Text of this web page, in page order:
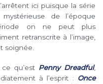
ici puisque la série
de l’époque
on ne peut plus
retranscrite à l’image,
soignée.
qu’est Penny Dreadful,
à l’esprit : Once